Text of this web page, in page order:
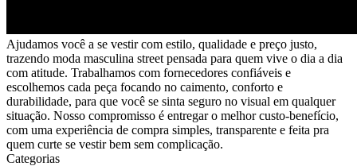
Ajudamos você a se vestir com estilo, qualidade e preço justo,
trazendo moda masculina street pensada para quem vive o dia a dia
com atitude. Trabalhamos com fornecedores confiáveis e
escolhemos cada peça focando no caimento, conforto e
durabilidade, para que você se sinta seguro no visual em qualquer
situação. Nosso compromisso é entregar o melhor custo-benefício,
com uma experiência de compra simples, transparente e feita pra
quem curte se vestir bem sem complicação.
Categorias